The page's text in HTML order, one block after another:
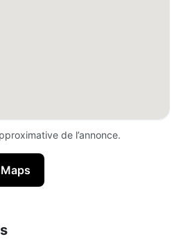
de l’annonce.